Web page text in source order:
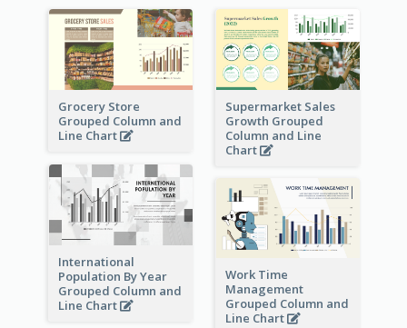
Grocery Store
Grouped Column and
Line Chart
Supermarket Sales
Growth Grouped
Column and Line
Chart
International
Population By Year
Grouped Column and
Line Chart
Work Time
Management
Grouped Column and
Line Chart